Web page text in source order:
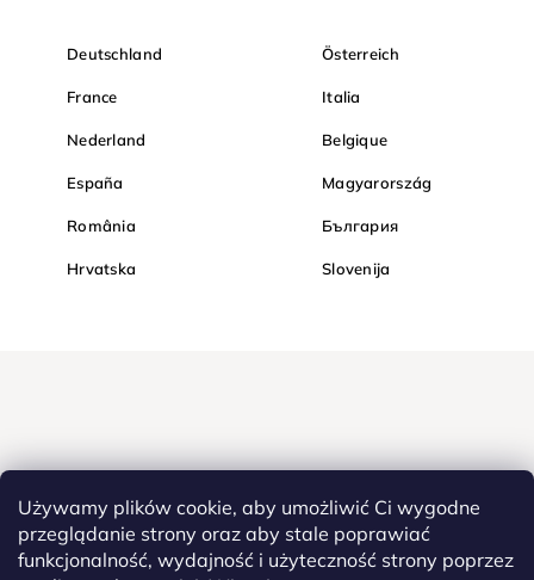
Używamy plików cookie, aby umożliwić Ci wygodne
przeglądanie strony oraz aby stale poprawiać
funkcjonalność, wydajność i użyteczność strony poprzez
Deutschland Österreich
France Italia
Nederland Belgique
España Magyarország
România България
Hrvatska Slovenija
Kupuj bezpiecznie w Diamondi. Dzięki protokołowi HTTPS Twoje